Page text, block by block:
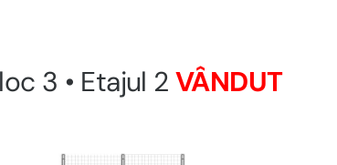
3 • Etajul 2 VÂNDUT